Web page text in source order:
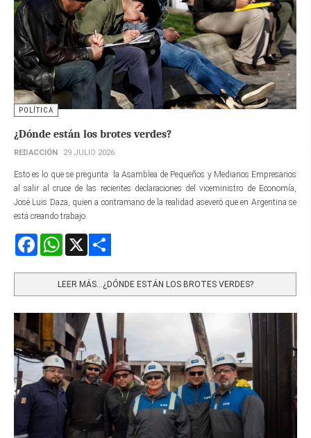
POLÍTICA
¿Dónde están los brotes verdes?
REDACCIÓN 29 JULIO 2026
Esto es lo que se pregunta la Asamblea de Pequeños y Medianos Empresarios
al salir al cruce de las recientes declaraciones del viceministro de Economía,
José Luis Daza, quien a contramano de la realidad aseveró que en Argentina se
está creando trabajo.
FacebookWhatsApp
LEER MÁS…¿DÓNDE ESTÁN LOS BROTES VERDES?